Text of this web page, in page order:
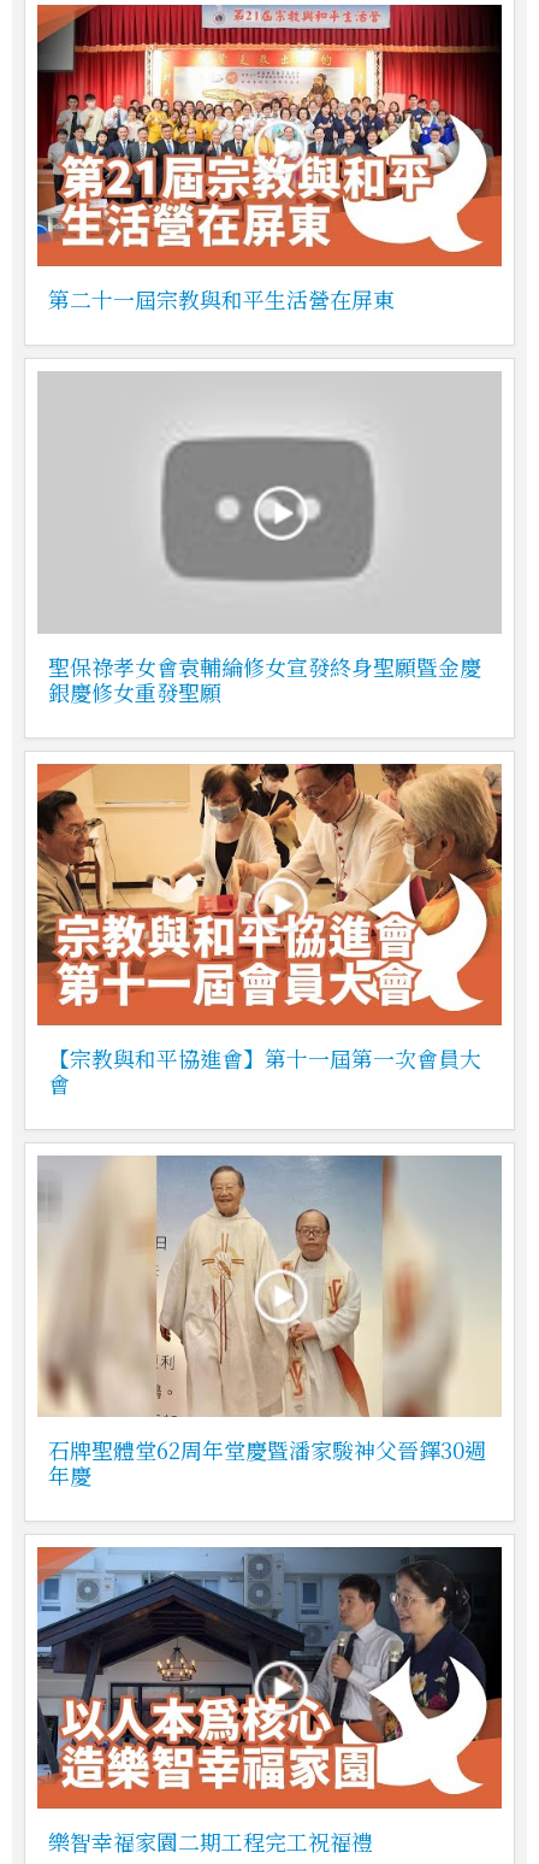
第二十一屆宗教與和平生活營在屏東
聖保祿孝女會袁輔綸修女宣發終身聖願暨金慶
銀慶修女重發聖願
【宗教與和平協進會】第十一屆第一次會員大
會
石牌聖體堂62周年堂慶暨潘家駿神父晉鐸30週
年慶
樂智幸福家園二期工程完工祝福禮